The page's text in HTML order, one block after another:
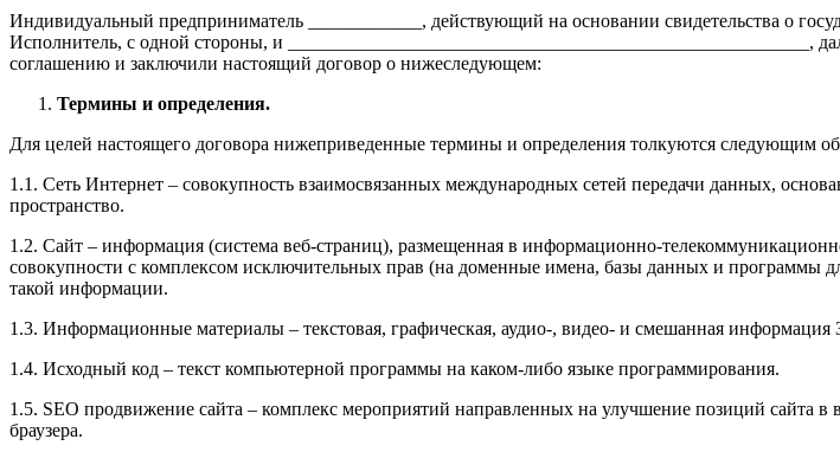
Индивидуальный предприниматель ____________, действующий на основании свидетельства о
Исполнитель, с одной стороны, и
соглашению и заключили настоящий договор о нижеследующем:
Термины и определения.
Для целей настоящего договора нижеприведенные термины и определения толкуются следующим
1.1. Сеть Интернет – совокупность взаимосвязанных международных сетей передачи данных,
пространство.
1.2. Сайт – информация (система веб-страниц), размещенная в информационно-
совокупности с комплексом исключительных прав (на доменные имена, базы данных и программы
такой информации.
1.3. Информационные материалы – текстовая, графическая, аудио-, видео- и смешанная информация
1.4. Исходный код – текст компьютерной программы на каком-либо языке программирования.
1.5. SEO продвижение сайта – комплекс мероприятий направленных на улучшение позиций сайта
браузера.